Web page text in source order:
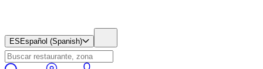
ES Español (Spanish)